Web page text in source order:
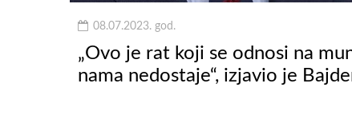
08.07.2023. god.
„Ovo je rat koji se odnosi na
nama nedostaje“, izjavio je